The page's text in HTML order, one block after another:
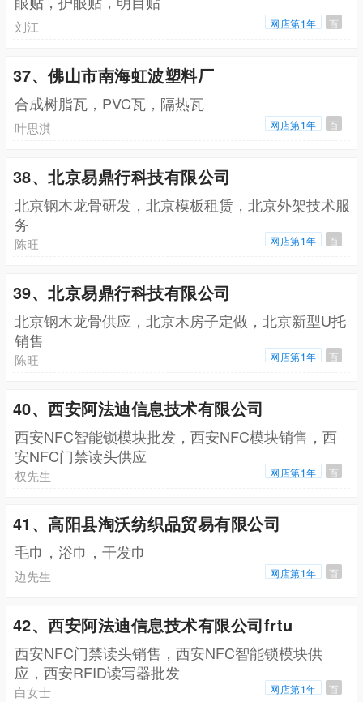
刘江 网店第1年 百
37、佛山市南海虹波塑料厂
合成树脂瓦，PVC瓦，隔热瓦
叶思淇 网店第1年 百
38、北京易鼎行科技有限公司
北京钢木龙骨研发，北京模板租赁，北京外架技术服
务
陈旺 网店第1年 百
39、北京易鼎行科技有限公司
北京钢木龙骨供应，北京木房子定做，北京新型U托
销售
陈旺 网店第1年 百
40、西安阿法迪信息技术有限公司
西安NFC智能锁模块批发，西安NFC模块销售，西
安NFC门禁读头供应
权先生 网店第1年 百
41、高阳县淘沃纺织品贸易有限公司
毛巾，浴巾，干发巾
边先生 网店第1年 百
42、西安阿法迪信息技术有限公司frtu
西安NFC门禁读头销售，西安NFC智能锁模块供
应，西安RFID读写器批发
白女士 网店第1年 百